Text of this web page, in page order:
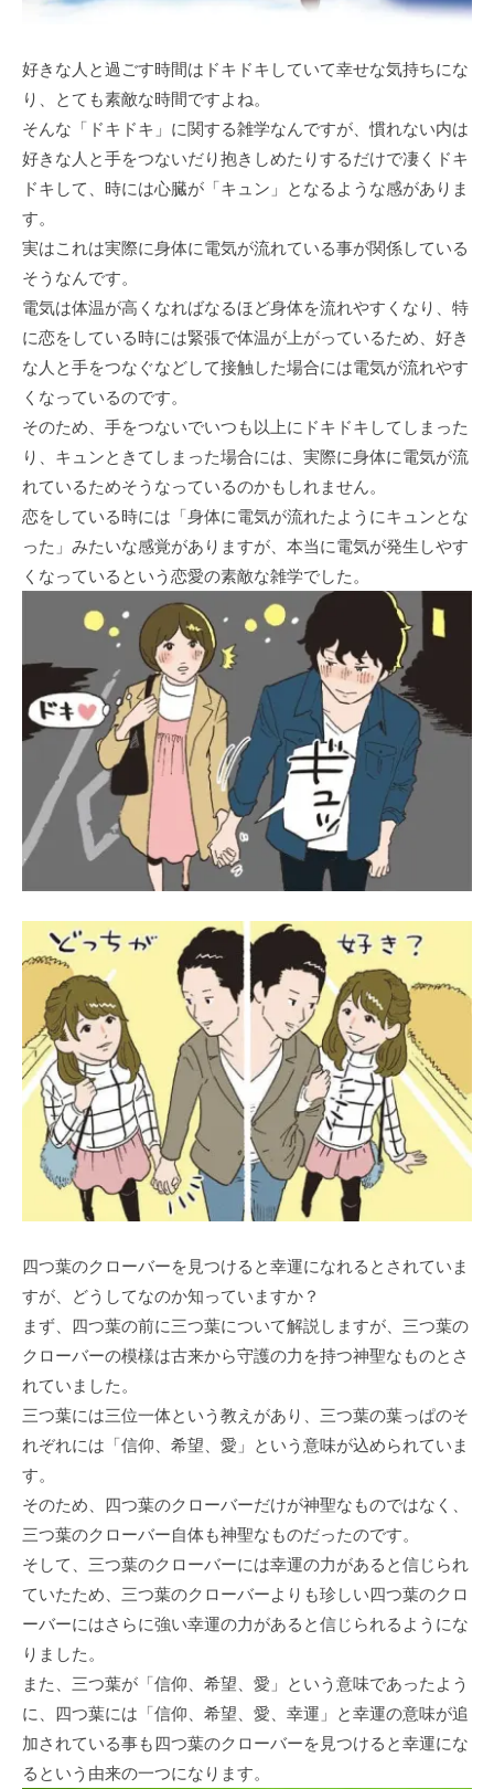
好きな人と過ごす時間はドキドキしていて幸せな気持ちにな
り、とても素敵な時間ですよね。
そんな「ドキドキ」に関する雑学なんですが、慣れない内は
好きな人と手をつないだり抱きしめたりするだけで凄くドキ
ドキして、時には心臓が「キュン」となるような感がありま
す。
実はこれは実際に身体に電気が流れている事が関係している
そうなんです。
電気は体温が高くなればなるほど身体を流れやすくなり、特
に恋をしている時には緊張で体温が上がっているため、好き
な人と手をつなぐなどして接触した場合には電気が流れやす
くなっているのです。
そのため、手をつないでいつも以上にドキドキしてしまった
り、キュンときてしまった場合には、実際に身体に電気が流
れているためそうなっているのかもしれません。
恋をしている時には「身体に電気が流れたようにキュンとな
った」みたいな感覚がありますが、本当に電気が発生しやす
くなっているという恋愛の素敵な雑学でした。
四つ葉のクローバーを見つけると幸運になれるとされていま
すが、どうしてなのか知っていますか？
まず、四つ葉の前に三つ葉について解説しますが、三つ葉の
クローバーの模様は古来から守護の力を持つ神聖なものとさ
れていました。
三つ葉には三位一体という教えがあり、三つ葉の葉っぱのそ
れぞれには「信仰、希望、愛」という意味が込められていま
す。
そのため、四つ葉のクローバーだけが神聖なものではなく、
三つ葉のクローバー自体も神聖なものだったのです。
そして、三つ葉のクローバーには幸運の力があると信じられ
ていたため、三つ葉のクローバーよりも珍しい四つ葉のクロ
ーバーにはさらに強い幸運の力があると信じられるようにな
りました。
また、三つ葉が「信仰、希望、愛」という意味であったよう
に、四つ葉には「信仰、希望、愛、幸運」と幸運の意味が追
加されている事も四つ葉のクローバーを見つけると幸運にな
るという由来の一つになります。